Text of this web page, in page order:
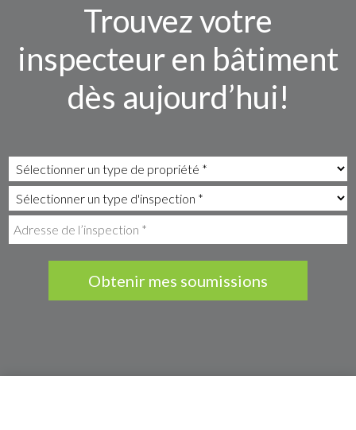
Trouvez votre
inspecteur en bâtiment
dès aujourd’hui!
Obtenir mes soumissions